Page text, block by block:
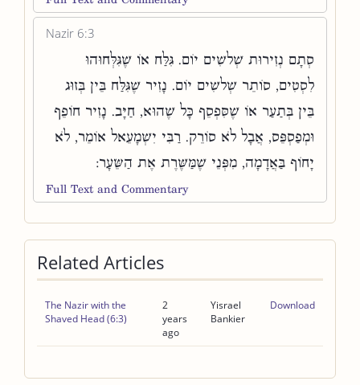
Nazir 6:3
סְתָם נְזִירוּת שְׁלשִׁים יוֹם. גִּלַּח אוֹ שֶׁגִּלְּחוּהוּ
לִסְטִים, סוֹתֵר שְׁלשִׁים יוֹם. נָזִיר שֶׁגִּלַּח בֵּין בְּזוּג
בֵּין בְּתַעַר אוֹ שֶׁסִּפְסֵף כָּל שֶׁהוּא, חַיָּב. נָזִיר חוֹפֵף
וּמְפַסְפֵּס, אֲבָל לֹא סוֹרֵק. רַבִּי יִשְׁמָעֵאל אוֹמֵר, לֹא
יָחוֹף בַּאֲדָמָה, מִפְּנֵי שֶׁמַּשֶּׁרֶת אֶת הַשֵּׂעָר:
Full Text and Commentary
Related Articles
The Nazir with the
Shaved Head (6:3)
2
years
ago
Yisrael
Bankier
Download